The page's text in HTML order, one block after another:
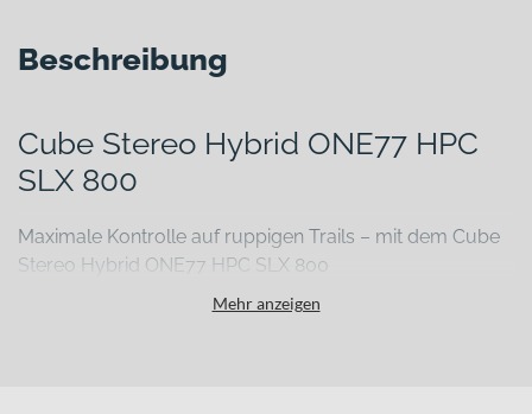
Beschreibung
Cube Stereo Hybrid ONE77 HPC
SLX 800
Maximale Kontrolle auf ruppigen Trails – mit dem Cube
Stereo Hybrid ONE77 HPC SLX 800
Steile Uphills, verblockte Passagen und schnelle Downhills
Mehr anzeigen